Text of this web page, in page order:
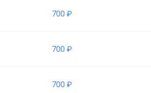
700 ₽
700 ₽
700 ₽